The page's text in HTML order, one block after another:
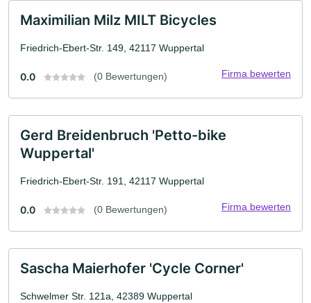
Maximilian Milz MILT Bicycles
Friedrich-Ebert-Str. 149, 42117 Wuppertal
0.0 (0 Bewertungen) Firma bewerten
Gerd Breidenbruch 'Petto-bike
Wuppertal'
Friedrich-Ebert-Str. 191, 42117 Wuppertal
0.0 (0 Bewertungen) Firma bewerten
Sascha Maierhofer 'Cycle Corner'
Schwelmer Str. 121a, 42389 Wuppertal